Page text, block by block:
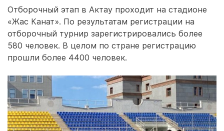
Отборочный этап в Актау проходит на стадионе
«Жас Канат». По результатам регистрации на
отборочный турнир зарегистрировались более
580 человек. В целом по стране регистрацию
прошли более 4400 человек.